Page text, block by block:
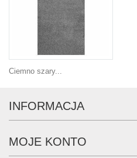
Ciemno szary...
INFORMACJA
MOJE KONTO